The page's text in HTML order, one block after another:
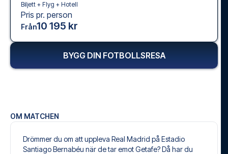
OM MATCHEN
Drömmer du om att uppleva Real Madrid på Estadio
Santiago Bernabéu när de tar emot Getafe? Då har du
Biljett + Flyg + Hotell
Pris pr. person
Från10 195 kr
BYGG DIN FOTBOLLSRESA